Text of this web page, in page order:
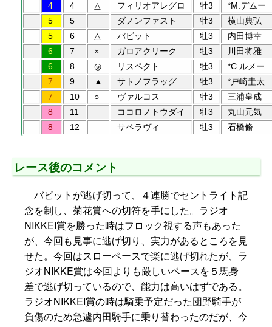
4
4 △ フィリオアレグロ 牡3
*M.デムー
5
5 ダノンファスト 牡3
横山典弘
5
6 △ バビット 牡3
内田博幸
6
7 × ガロアクリーク 牡3
川田将雅
6
8 ◎ リスペクト 牡3
*C.ルメー
7
9 ▲ サトノフラッグ 牡3
*戸崎圭太
7
10 ○ ヴァルコス 牡3
三浦皇成
8
11 ココロノトウダイ 牡3
丸山元気
8
12 サペラヴィ 牡3 石橋脩
レース後のコメント
バビットが逃げ切って、４連勝でセントライト記
念を制し、菊花賞への切符を手にした。ラジオ
NIKKEI賞を勝った時はフロック視する声もあった
が、今回も見事に逃げ切り、実力があるところを見
せた。今回はスローペースで楽に逃げ切れたが、ラ
ジオNIKKE賞は今回よりも厳しいペースを５馬身
差で逃げ切っているので、能力は高いはずである。
ラジオNIKKEI賞の時は騎乗予定だった団野騎手が
負傷のため急遽内田騎手に乗り替わったのだが、今